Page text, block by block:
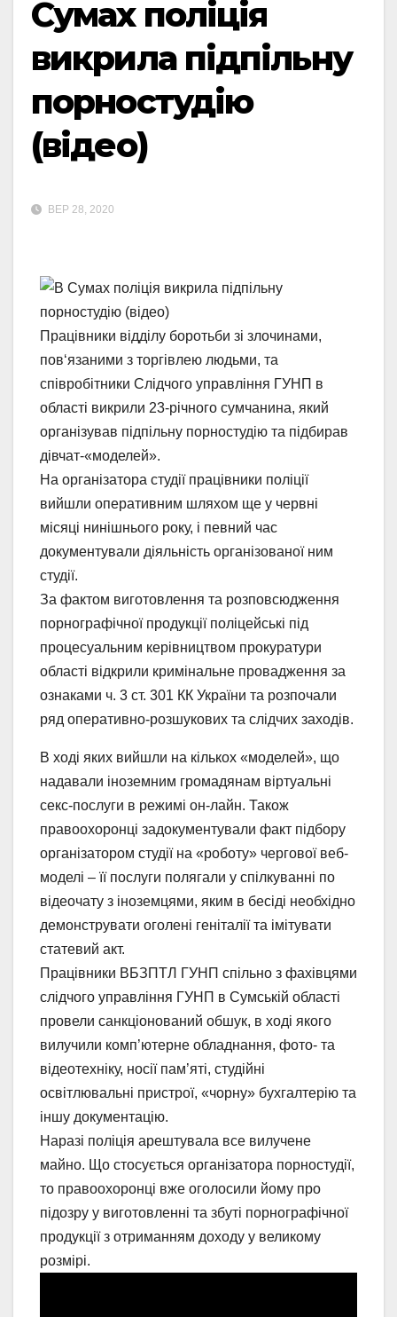
Сумах поліція
викрила підпільну
порностудію
(відео)
ВЕР 28, 2020
Працівники відділу боротьби зі злочинами,
пов‘язаними з торгівлею людьми, та
співробітники Слідчого управління ГУНП в
області викрили 23-річного сумчанина, який
організував підпільну порностудію та підбирав
дівчат-«моделей».
На організатора студії працівники поліції
вийшли оперативним шляхом ще у червні
місяці нинішнього року, і певний час
документували діяльність організованої ним
студії.
За фактом виготовлення та розповсюдження
порнографічної продукції поліцейські під
процесуальним керівництвом прокуратури
області відкрили кримінальне провадження за
ознаками ч. 3 ст. 301 КК України та розпочали
ряд оперативно-розшукових та слідчих заходів.
В ході яких вийшли на кількох «моделей», що
надавали іноземним громадянам віртуальні
секс-послуги в режимі он-лайн. Також
правоохоронці задокументували факт підбору
організатором студії на «роботу» чергової веб-
моделі – її послуги полягали у спілкуванні по
відеочату з іноземцями, яким в бесіді необхідно
демонструвати оголені геніталії та імітувати
статевий акт.
Працівники ВБЗПТЛ ГУНП спільно з фахівцями
слідчого управління ГУНП в Сумській області
провели санкціонований обшук, в ході якого
вилучили комп’ютерне обладнання, фото- та
відеотехніку, носії пам’яті, студійні
освітлювальні пристрої, «чорну» бухгалтерію та
іншу документацію.
Наразі поліція арештувала все вилучене
майно. Що стосується організатора порностудії,
то правоохоронці вже оголосили йому про
підозру у виготовленні та збуті порнографічної
продукції з отриманням доходу у великому
розмірі.